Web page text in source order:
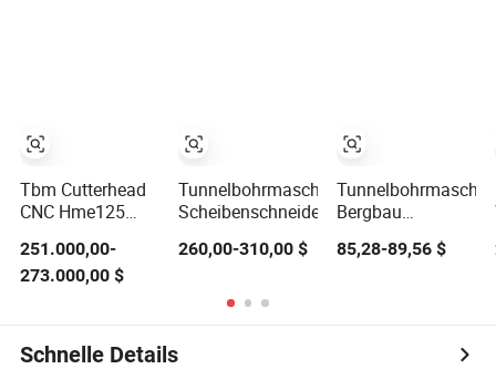
Tbm Cutterhead
CNC Hme125
Hartgestein-
Scheibenschneider
251.000,00-
273.000,00 $
Tunnelbohrmaschine
Scheibenschneider
260,00-310,00 $
Bergbau
Wolframkarbid
85,28-89,56 $
Schnelle Details